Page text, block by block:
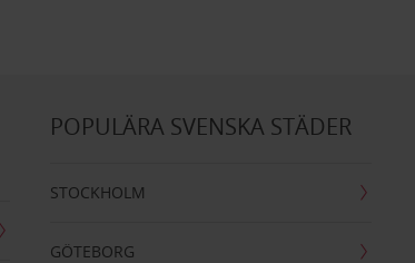
POPULÄRA SVENSKA STÄDER
STOCKHOLM
GÖTEBORG